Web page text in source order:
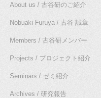
About us / 古谷研のご紹介
Nobuaki Furuya / 古谷 誠章
Members / 古谷研メンバー
Projects / プロジェクト紹介
Seminars / ゼミ紹介
Archives / 研究報告